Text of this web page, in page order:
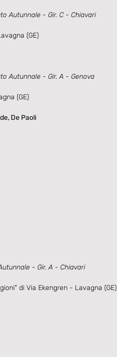
Autunnale - Gir. C - Chiavari
(GE)
Autunnale - Gir. A - Genova
(GE)
De Paoli
- Gir. A - Chiavari
di Via Ekengren - Lavagna (GE)